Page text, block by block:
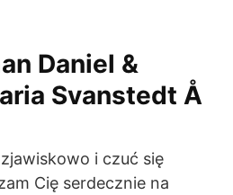
Daniel &
Svanstedt Å
i czuć się
Cię serdecznie na